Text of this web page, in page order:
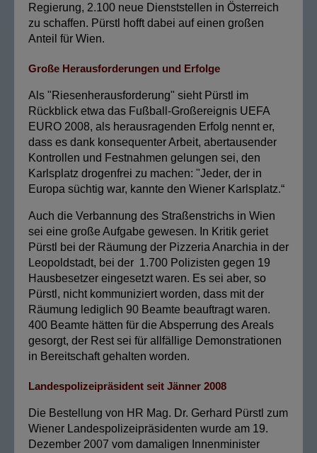
Regierung, 2.100 neue Dienststellen in Österreich
zu schaffen. Pürstl hofft dabei auf einen großen
Anteil für Wien.
Große Herausforderungen und Erfolge
Als "Riesenherausforderung" sieht Pürstl im
Rückblick etwa das Fußball-Großereignis UEFA
EURO 2008, als herausragenden Erfolg nennt er,
dass es dank konsequenter Arbeit, abertausender
Kontrollen und Festnahmen gelungen sei, den
Karlsplatz drogenfrei zu machen: "Jeder, der in
Europa süchtig war, kannte den Wiener Karlsplatz.“
Auch die Verbannung des Straßenstrichs in Wien
sei eine große Aufgabe gewesen. In Kritik geriet
Pürstl bei der Räumung der Pizzeria Anarchia in der
Leopoldstadt, bei der 1.700 Polizisten gegen 19
Hausbesetzer eingesetzt waren. Es sei aber, so
Pürstl, nicht kommuniziert worden, dass mit der
Räumung lediglich 90 Beamte beauftragt waren.
400 Beamte hätten für die Absperrung des Areals
gesorgt, der Rest sei für allfällige Demonstrationen
in Bereitschaft gehalten worden.
Landespolizeipräsident seit Jänner 2008
Die Bestellung von HR Mag. Dr. Gerhard Pürstl zum
Wiener Landespolizeipräsidenten wurde am 19.
Dezember 2007 vom damaligen Innenminister